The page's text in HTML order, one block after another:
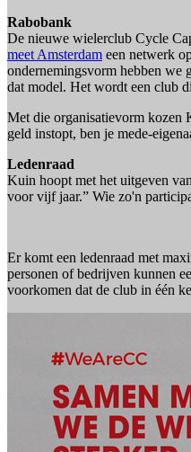
Rabobank
De nieuwe wielerclub Cycle
meet Amsterdam een netwerk
ondernemingsvorm hebben we
dat model. Het wordt een club
Met die organisatievorm kozen
geld instopt, ben je mede-
Ledenraad
Kuin hoopt met het uitgeven
voor vijf jaar.” Wie zo'n
Er komt een ledenraad met
personen of bedrijven kunnen
voorkomen dat de club in één